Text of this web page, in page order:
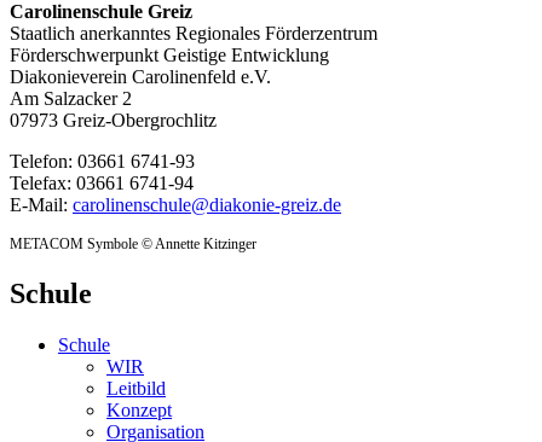
Carolinenschule Greiz
Staatlich anerkanntes Regionales Förderzentrum
Förderschwerpunkt Geistige Entwicklung
Diakonieverein Carolinenfeld e.V.
Am Salzacker 2
07973 Greiz-Obergrochlitz
Telefon: 03661 6741-93
Telefax: 03661 6741-94
E-Mail: carolinenschule@diakonie-greiz.de
METACOM Symbole © Annette Kitzinger
Schule
Schule
WIR
Leitbild
Konzept
Organisation